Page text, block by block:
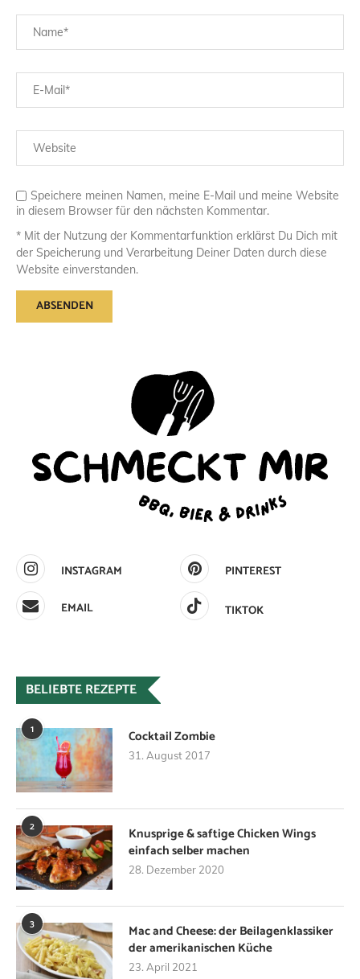
Speichere meinen Namen, meine E-Mail und meine Website
in diesem Browser für den nächsten Kommentar.
* Mit der Nutzung der Kommentarfunktion erklärst Du Dich mit
der Speicherung und Verarbeitung Deiner Daten durch diese
Website einverstanden.
INSTAGRAM
PINTEREST
EMAIL
TIKTOK
BELIEBTE REZEPTE
1 Cocktail Zombie
31. August 2017
2
Knusprige & saftige Chicken Wings
einfach selber machen
28. Dezember 2020
3
Mac and Cheese: der Beilagenklassiker
der amerikanischen Küche
23. April 2021